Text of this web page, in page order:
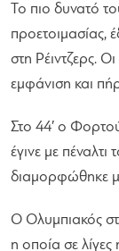
Το πιο δυνατό
προετοιμασίας,
στη Ρέιντζερς.
εμφάνιση και
Στο 44′ ο
έγινε με πέναλτι
διαμορφώθηκε
Ο Ολυμπιακός
η οποία σε λίγες